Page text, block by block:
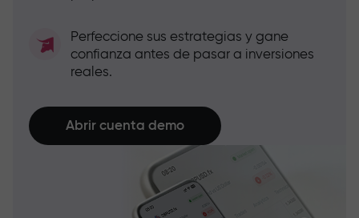
Perfeccione sus estrategias y gane
confianza antes de pasar a inversiones
reales.
Abrir cuenta demo